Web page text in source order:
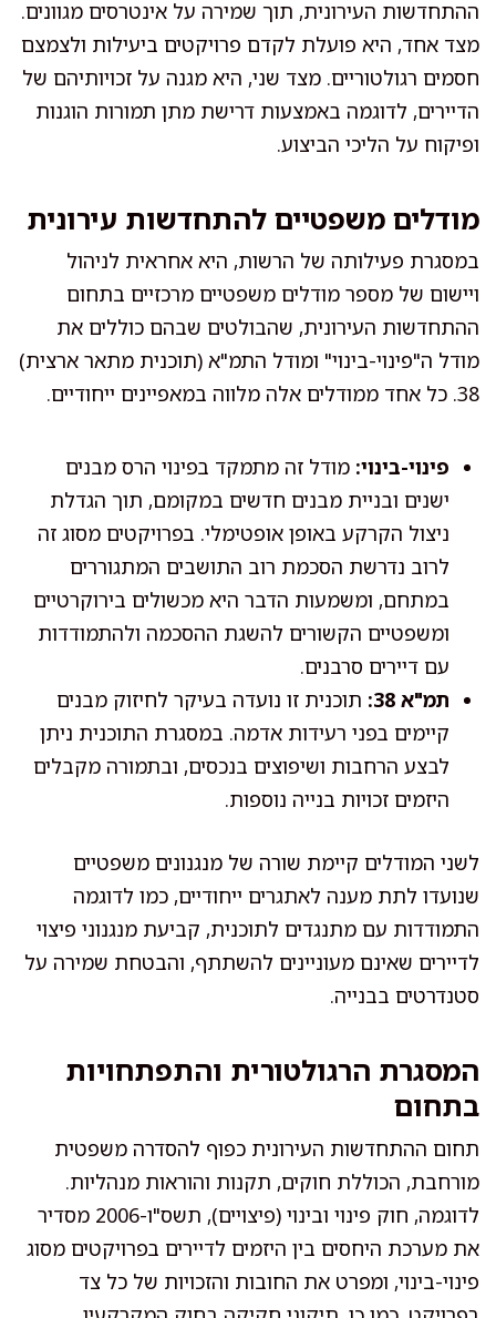
ההתחדשות העירונית, תוך שמירה על אינטרסים מגוונים.
מצד אחד, היא פועלת לקדם פרויקטים ביעילות ולצמצם
חסמים רגולטוריים. מצד שני, היא מגנה על זכויותיהם של
הדיירים, לדוגמה באמצעות דרישת מתן תמורות הוגנות
ופיקוח על הליכי הביצוע.
מודלים משפטיים להתחדשות עירונית
במסגרת פעילותה של הרשות, היא אחראית לניהול
ויישום של מספר מודלים משפטיים מרכזיים בתחום
ההתחדשות העירונית, שהבולטים שבהם כוללים את
מודל ה"פינוי-בינוי" ומודל התמ"א (תוכנית מתאר ארצית)
38. כל אחד ממודלים אלה מלווה במאפיינים ייחודיים.
פינוי-בינוי: מודל זה מתמקד בפינוי הרס מבנים
ישנים ובניית מבנים חדשים במקומם, תוך הגדלת
ניצול הקרקע באופן אופטימלי. בפרויקטים מסוג זה
לרוב נדרשת הסכמת רוב התושבים המתגוררים
במתחם, ומשמעות הדבר היא מכשולים בירוקרטיים
ומשפטיים הקשורים להשגת ההסכמה ולהתמודדות
עם דיירים סרבנים.
תמ"א 38:
תוכנית זו נועדה בעיקר לחיזוק מבנים
קיימים בפני רעידות אדמה. במסגרת התוכנית ניתן
לבצע הרחבות ושיפוצים בנכסים, ובתמורה מקבלים
היזמים זכויות בנייה נוספות.
לשני המודלים קיימת שורה של מנגנונים משפטיים
שנועדו לתת מענה לאתגרים ייחודיים, כמו לדוגמה
התמודדות עם מתנגדים לתוכנית, קביעת מנגנוני פיצוי
לדיירים שאינם מעוניינים להשתתף, והבטחת שמירה על
סטנדרטים בבנייה.
המסגרת הרגולטורית והתפתחויות
בתחום
תחום ההתחדשות העירונית כפוף להסדרה משפטית
מורחבת, הכוללת חוקים, תקנות והוראות מנהליות.
לדוגמה, חוק פינוי ובינוי (פיצויים), תשס"ו-2006 מסדיר
את מערכת היחסים בין היזמים לדיירים בפרויקטים מסוג
פינוי-בינוי, ומפרט את החובות והזכויות של כל צד